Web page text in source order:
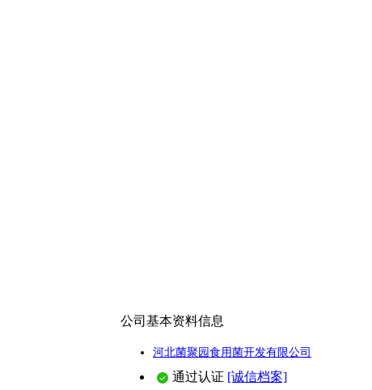
公司基本资料信息
河北菌聚园食用菌开发有限公司
通过认证 [诚信档案]